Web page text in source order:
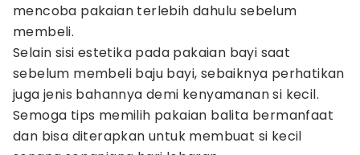
mencoba pakaian terlebih dahulu sebelum
membeli.
Selain sisi estetika pada pakaian bayi saat
sebelum membeli baju bayi, sebaiknya perhatikan
juga jenis bahannya demi kenyamanan si kecil.
Semoga tips memilih pakaian balita bermanfaat
dan bisa diterapkan untuk membuat si kecil